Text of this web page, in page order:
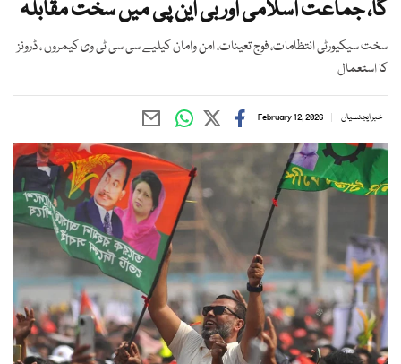
گا، جماعت اسلامی اور بی این پی میں سخت مقابلہ
سخت سیکیورٹی انتظامات، فوج تعینات، امن وامان کیلیے سی سی ٹی وی کیمروں ، ڈرونز
کا استعمال
خبر ایجنسیاں February 12, 2026